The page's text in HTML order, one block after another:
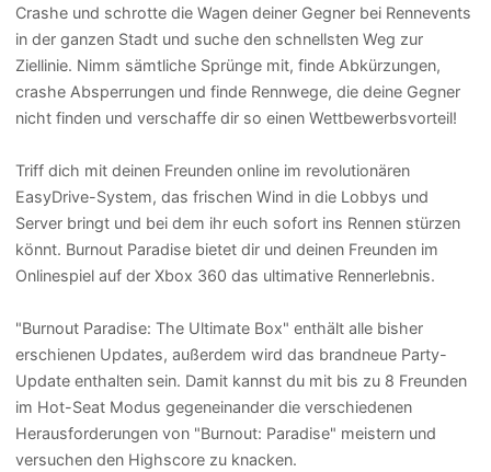
Crashe und schrotte die Wagen deiner Gegner bei Rennevents
in der ganzen Stadt und suche den schnellsten Weg zur
Ziellinie. Nimm sämtliche Sprünge mit, finde Abkürzungen,
crashe Absperrungen und finde Rennwege, die deine Gegner
nicht finden und verschaffe dir so einen Wettbewerbsvorteil!
Triff dich mit deinen Freunden online im revolutionären
EasyDrive-System, das frischen Wind in die Lobbys und
Server bringt und bei dem ihr euch sofort ins Rennen stürzen
könnt. Burnout Paradise bietet dir und deinen Freunden im
Onlinespiel auf der Xbox 360 das ultimative Rennerlebnis.
"Burnout Paradise: The Ultimate Box" enthält alle bisher
erschienen Updates, außerdem wird das brandneue Party-
Update enthalten sein. Damit kannst du mit bis zu 8 Freunden
im Hot-Seat Modus gegeneinander die verschiedenen
Herausforderungen von "Burnout: Paradise" meistern und
versuchen den Highscore zu knacken.